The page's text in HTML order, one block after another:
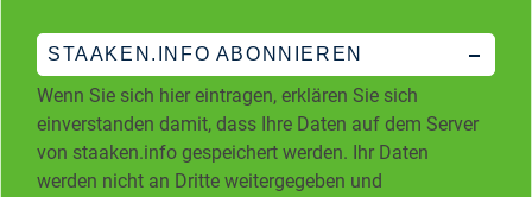
STAAKEN.INFO ABONNIEREN
Wenn Sie sich hier eintragen, erklären Sie sich
einverstanden damit, dass Ihre Daten auf dem Server
von staaken.info gespeichert werden. Ihr Daten
werden nicht an Dritte weitergegeben und